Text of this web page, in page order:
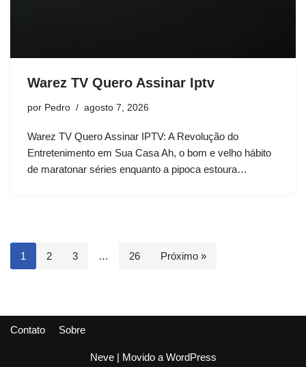
Warez TV Quero Assinar Iptv
por Pedro agosto 7, 2026
Warez TV Quero Assinar IPTV: A Revolução do
Entretenimento em Sua Casa Ah, o bom e velho hábito
de maratonar séries enquanto a pipoca estoura…
1 2 3 … 26 Próximo »
Contato Sobre
Neve| Movido a WordPress